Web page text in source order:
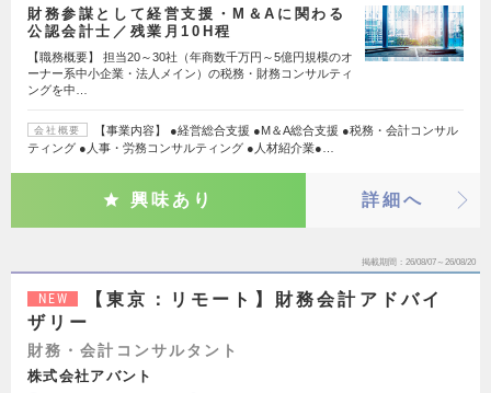
財務参謀として経営支援・M＆Aに関わる
公認会計士／残業月10H程
【職務概要】 担当20～30社（年商数千万円～5億円規模のオ
ーナー系中小企業・法人メイン）の税務・財務コンサルティ
ングを中…
会社概要
【事業内容】 ●経営総合支援 ●M＆A総合支援 ●税務・会計コンサル
ティング ●人事・労務コンサルティング ●人材紹介業●…
興味あり 詳細へ
掲載期間 26/08/07～26/08/20
NEW
【東京：リモート】財務会計アドバイ
ザリー
財務・会計コンサルタント
株式会社アバント